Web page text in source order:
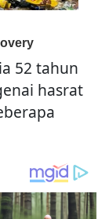
52 tahun
hasrat